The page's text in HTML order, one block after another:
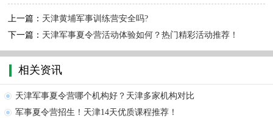
上一篇： 天津黄埔军事训练营安全吗?
下一篇： 天津军事夏令营活动体验如何？热门精彩活动推荐！
相关资讯
天津军事夏令营哪个机构好？天津多家机构对比
军事夏令营招生！天津14天优质课程推荐！